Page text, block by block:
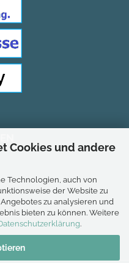
Cookies und andere
Technologien, auch von
der Website zu
zu analysieren und
bieten zu können. Weitere
.